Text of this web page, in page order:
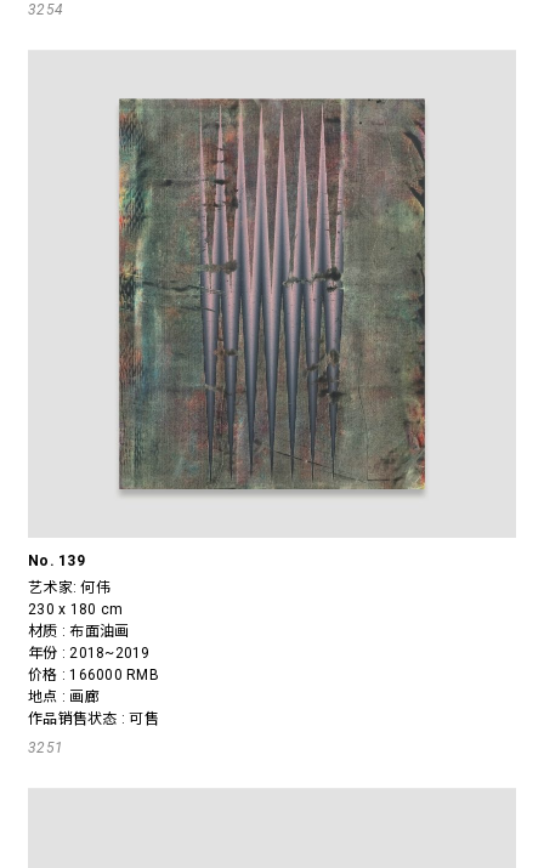
3254
No. 139
艺术家:何伟
230 x 180 cm
材质 : 布面油画
年份 : 2018~2019
价格 : 166000 RMB
地点 : 画廊
作品销售状态 : 可售
3251